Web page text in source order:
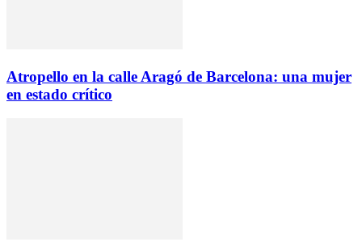
Atropello en la calle Aragó de Barcelona: una mujer
en estado crítico